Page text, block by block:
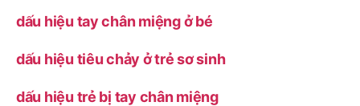
dấu hiệu tay chân miệng ở bé
dấu hiệu tiêu chảy ở trẻ sơ sinh
dấu hiệu trẻ bị tay chân miệng